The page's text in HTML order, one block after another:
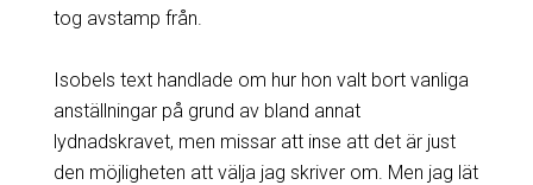
tog avstamp från.
Isobels text handlade om hur hon valt bort vanliga
anställningar på grund av bland annat
lydnadskravet, men missar att inse att det är just
den möjligheten att välja jag skriver om. Men jag lät